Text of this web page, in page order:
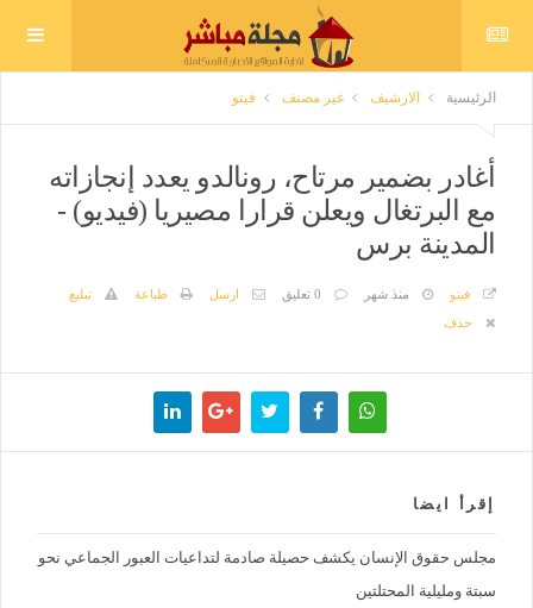
الرئيسية الارشيف غير مصنف فيتو
أغادر بضمير مرتاح، رونالدو يعدد إنجازاته
مع البرتغال ويعلن قرارا مصيريا (فيديو) -
المدينة برس
فيتو منذ شهر 0 تعليق ارسل طباعة
تبليغ
حذف
إقرأ ايضا
مجلس حقوق الإنسان يكشف حصيلة صادمة لتداعيات العبور الجماعي نحو
سبتة ومليلية المحتلتين